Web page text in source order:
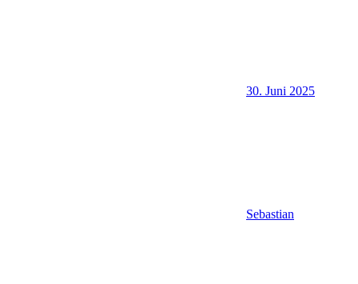
30. Juni 2025
Sebastian